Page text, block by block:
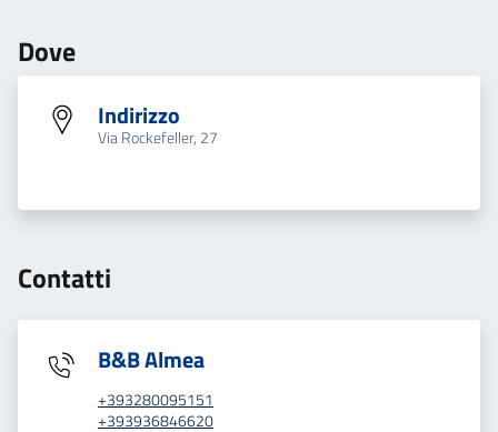
Dove
Indirizzo
Via Rockefeller, 27
Contatti
B&B Almea
+393280095151
+393936846620